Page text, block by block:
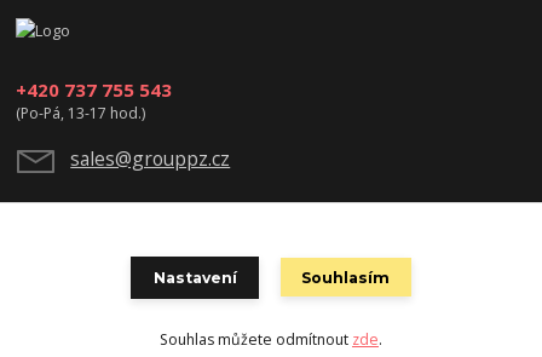
+420 737 755 543
(Po-Pá, 13-17 hod.)
sales@grouppz.cz
Vytvořeno na Eshop-rychle.cz
Nastavení Souhlasím
Souhlas můžete odmítnout zde.